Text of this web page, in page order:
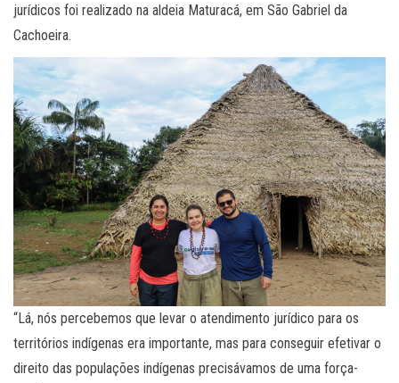
jurídicos foi realizado na aldeia Maturacá, em São Gabriel da
Cachoeira.
“Lá, nós percebemos que levar o atendimento jurídico para os
territórios indígenas era importante, mas para conseguir efetivar o
direito das populações indígenas precisávamos de uma força-